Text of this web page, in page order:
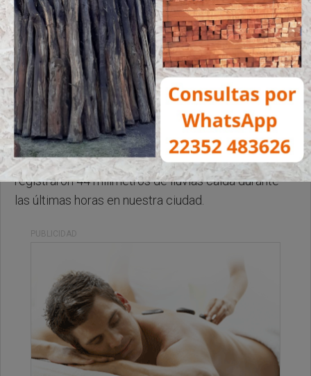
Jueves, 15 de Enero de 2026 . 16:15 Hs.
Les comentamos que hasta el momento se
registraron 44 milímetros de lluvias caída durante
las últimas horas en nuestra ciudad.
PUBLICIDAD